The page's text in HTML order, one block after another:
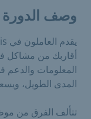
وصف الدورة
أقاربك من مشاكل
المعلومات والدعم
المدى الطويل،
تتألف الفرق من